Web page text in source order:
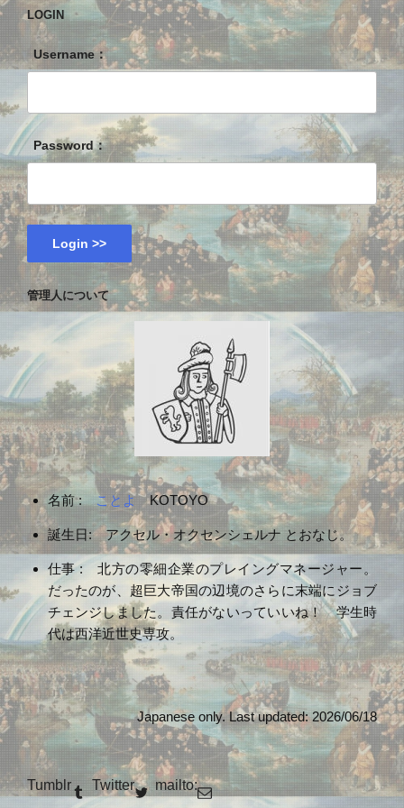
LOGIN
Username：
Password：
管理人について
名前 :ことよKOTOYO
誕生日: アクセル・オクセンシェルナ とおなじ。
仕事 : 北方の零細企業のプレイングマネージャー。
だったのが、超巨大帝国の辺境のさらに末端にジョブ
チェンジしました。責任がないっていいね！ 学生時
代は西洋近世史専攻。
Japanese only. Last updated: 2026/06/18
Tumblr Twitter mailto: